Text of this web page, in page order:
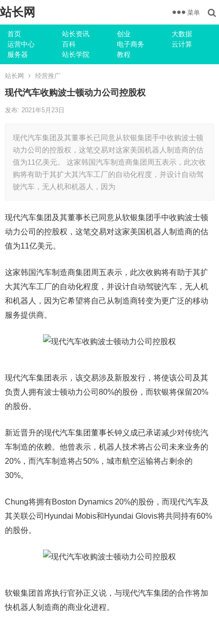
站长网
首页 站长资讯 创业
大数据
运营中心
百科 电子商务
云计算
服务器
站长学院 教程
菜单
站长网 经营推广
现代汽车收购波士顿动力公司控股权
发布: 2021年5月23日
现代汽车集团及其董事长已同意从软银集团手中收购波士顿
动力公司的控股权，这笔交易对这家美国机器人制造商的估
值为11亿美元。 这家韩国汽车制造商集团周五表示，此次收
购将有助于其扩大其汽车工厂的自动化程度，并设计自动驾
驶汽车，无人机和机器人，因为
现代汽车集团及其董事长已同意从软银集团手中收购波士顿
动力公司的控股权，这笔交易对这家美国机器人制造商的估
值为11亿美元。
这家韩国汽车制造商集团周五表示，此次收购将有助于其扩
大其汽车工厂的自动化程度，并设计自动驾驶汽车，无人机
和机器人，因为它希望将自己从制造商转变为更广泛的移动
服务提供商。
现代汽车集团表示，该交易涉及新股发行，将使该公司及其
负责人拥有波士顿动力公司80%的股份，而软银将保留20%
的股份。
新近晋升的现代汽车集团董事长钟义成已承诺减少对传统汽
车制造的依赖。他曾表示，机器人技术将占公司未来业务的
20%，而汽车制造将占50%，城市航空运输将占剩余的
30%。
Chung将拥有Boston Dynamics 20%的股份，而现代汽车及
其关联公司Hyundai Mobis和Hyundai Glovis将共同持有60%
的股份。
软银集团首席执行官孙正义说，与现代汽车集团的合作将加
快机器人制造商的商业化进程。